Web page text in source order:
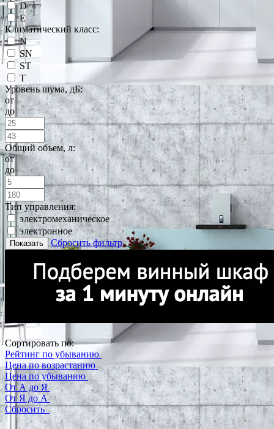
D
E
Климатический класс:
N
SN
ST
T
Уровень шума, дБ:
от
до
Общий объем, л:
от
до
Тип управления:
электромеханическое
электронное
Показать Сбросить фильтр
Сортировать по:
Рейтинг по убыванию
Цена по возрастанию
Цена по убыванию
От А до Я
От Я до А
Сбросить